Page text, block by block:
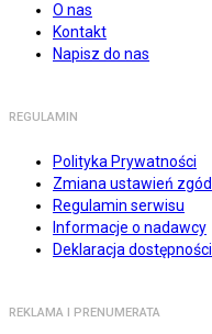
O nas
Kontakt
Napisz do nas
REGULAMIN
Polityka Prywatności
Zmiana ustawień zgód
Regulamin serwisu
Informacje o nadawcy
Deklaracja dostępności
REKLAMA I PRENUMERATA